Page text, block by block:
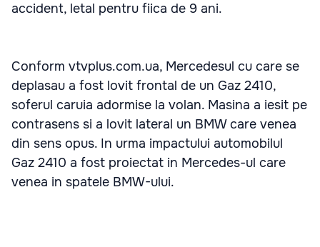
accident, letal pentru fiica de 9 ani.
Conform vtvplus.com.ua, Mercedesul cu care se
deplasau a fost lovit frontal de un Gaz 2410,
soferul caruia adormise la volan. Masina a iesit pe
contrasens si a lovit lateral un BMW care venea
din sens opus. In urma impactului automobilul
Gaz 2410 a fost proiectat in Mercedes-ul care
venea in spatele BMW-ului.